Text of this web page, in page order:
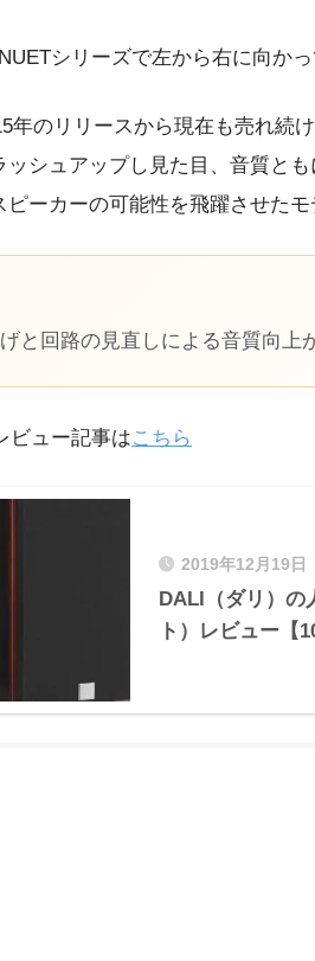
シリーズで左から右に向か
年のリリースから現在も売れ続
シュアップし見た目、音質と
ーカーの可能性を飛躍させたモ
と回路の見直しによる音質向上
ビュー記事はこちら
2019年12月19日
DALI（ダリ）の
ト）レビュー【